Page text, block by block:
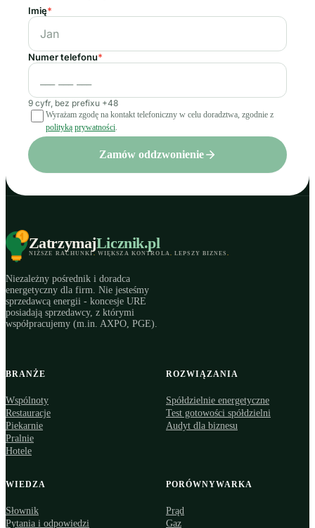
Imię*
Numer telefonu*
9 cyfr, bez prefixu +48
Wyrażam zgodę na kontakt telefoniczny w celu doradztwa, zgodnie z
polityką prywatności.
Zamów oddzwonienie
ZatrzymajLicznik.pl
NIŻSZE RACHUNKI. WIĘKSZA KONTROLA. LEPSZY BIZNES .
Niezależny pośrednik i doradca
energetyczny dla firm. Nie jesteśmy
sprzedawcą energii - koncesje URE
posiadają sprzedawcy, z którymi
współpracujemy (m.in. AXPO, PGE).
BRANŻE
Wspólnoty
Restauracje
Piekarnie
Pralnie
Hotele
ROZWIĄZANIA
Spółdzielnie energetyczne
Test gotowości spółdzielni
Audyt dla biznesu
WIEDZA
Słownik
Pytania i odpowiedzi
PORÓWNYWARKA
Prąd
Gaz